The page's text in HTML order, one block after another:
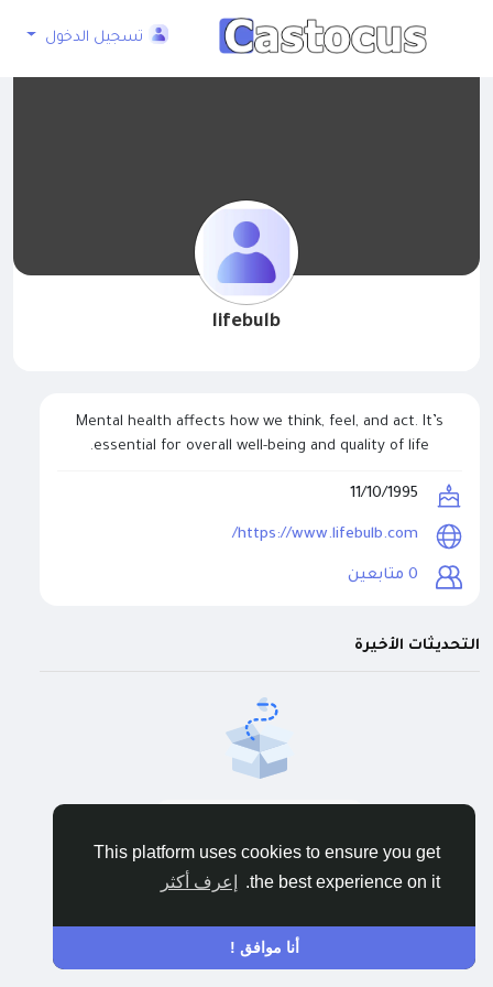
This platform uses cookies to ensure you get
the best experience on it.
إعرف أكثر
أنا موافق !
تسجيل الدخول
lifebulb
Mental health affects how we think, feel, and act. It’s
essential for overall well-being and quality of life.
11/10/1995
https://www.lifebulb.com/
0 متابعين
التحديثات الأخيرة